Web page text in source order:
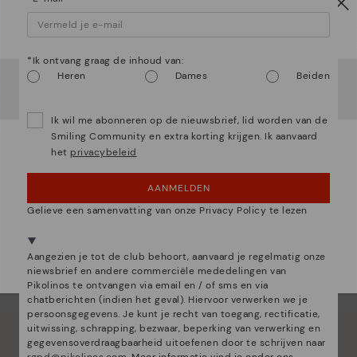
Let op!
Het lijkt erop dat je inVerenigde Staten
bent maar je
probeert toegang te krijgen tot de
website.
OEPS! FOUTJE, IK WIL GRAAG IN VERENIGDE
Kies de jouweshier.
*Ik ontvang graag de inhoud van:
Heren
Dames Beiden
Ik wil me abonneren op de nieuwsbrief, lid worden van de
Smiling Community en extra korting krijgen. Ik aanvaard
het privacybeleid
AANMELDEN
Gelieve een samenvatting van onze Privacy Policy te lezen
Aangezien je tot de club behoort, aanvaard je regelmatig onze
niewsbrief en andere commerciële mededelingen van
Pikolinos te ontvangen via email en / of sms en via
chatberichten (indien het geval). Hiervoor verwerken we je
persoonsgegevens. Je kunt je recht van toegang, rectificatie,
uitwissing, schrapping, bezwaar, beperking van verwerking en
gegevensoverdraagbaarheid uitoefenen door te schrijven naar